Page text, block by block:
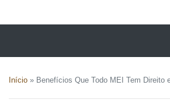
Início » Benefícios Que Todo MEI Tem Direito